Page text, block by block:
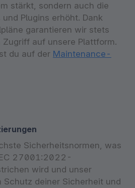
stärkt, sondern auch die
Plugins erhöht. Dank
garantieren wir stets
Zugriff auf unsere Plattform.
du auf der Maintenance-
Sicherheitsnormen, was
27001:2022-
wird und unser
Schutz deiner Sicherheit und